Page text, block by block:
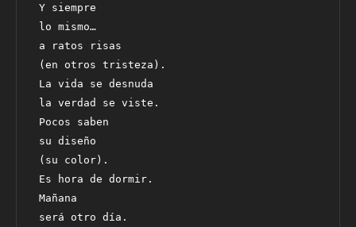
Y siempre
lo mismo…
a ratos risas
(en otros tristeza).
La vida se desnuda
la verdad se viste.
Pocos saben
su diseño
(su color).
Es hora de dormir.
Mañana
será otro día.